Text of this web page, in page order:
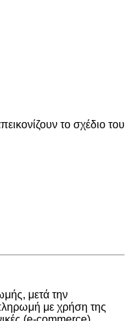
το σχέδιο του
μετά την
με χρήση της